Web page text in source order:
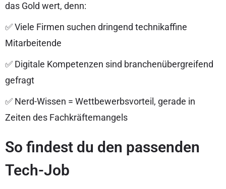
das Gold wert, denn:
✅ Viele Firmen suchen dringend technikaffine
Mitarbeitende
✅ Digitale Kompetenzen sind branchenübergreifend
gefragt
✅ Nerd-Wissen = Wettbewerbsvorteil, gerade in
Zeiten des Fachkräftemangels
So findest du den passenden
Tech-Job